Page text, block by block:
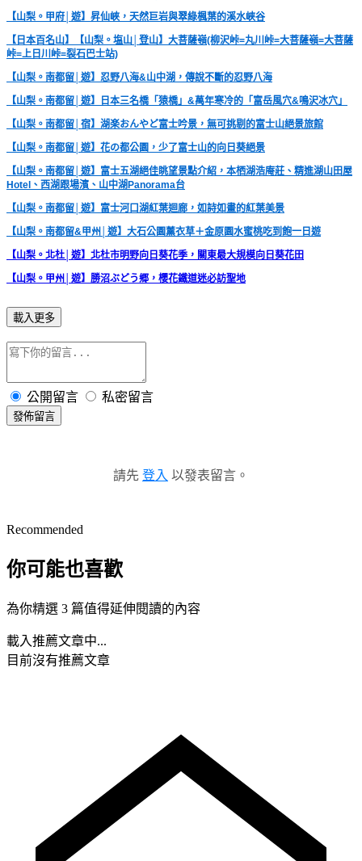
【山梨。甲府│遊】昇仙峽，天然巨岩與翠綠楓葉的溪水峽谷
【日本百名山】【山梨。塩山│登山】大菩薩嶺(柳沢峠=丸川峠=大菩薩嶺=大菩薩
峠=上日川峠=裂石巴士站)
【山梨。南都留│遊】忍野八海&山中湖，傳說不斷的忍野八海
【山梨。南都留│遊】日本三名橋「猿橋」&萬年寒冷的「富岳風穴&鳴沢冰穴」
【山梨。南都留│宿】湖楽おんやど富士吟景，無可挑剔的富士山絕景旅館
【山梨。南都留│遊】花の都公園，少了富士山的向日葵絕景
【山梨。南都留│遊】富士五湖絕佳眺望景點介紹，本栖湖浩庵莊、精進湖山田屋
Hotel、西湖跟場濱、山中湖Panorama台
【山梨。南都留│遊】富士河口湖紅葉迴廊，如詩如畫的紅葉美景
【山梨。南都留&甲州│遊】大石公園薰衣草＋金原園水蜜桃吃到飽一日遊
【山梨。北杜│遊】北杜市明野向日葵花季，關東最大規模向日葵花田
【山梨。甲州│遊】勝沼ぶどう郷，櫻花鐵道迷必訪聖地
載入更多
公開留言 私密留言
發佈留言
請先 登入 以發表留言。
Recommended
你可能也喜歡
為你精選 3 篇值得延伸閱讀的內容
載入推薦文章中...
目前沒有推薦文章